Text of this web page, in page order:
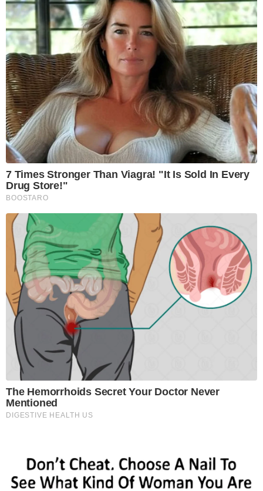
7 Times Stronger Than Viagra! "It Is Sold In Every
Drug Store!"
BOOSTARO
The Hemorrhoids Secret Your Doctor Never
Mentioned
DIGESTIVE HEALTH US